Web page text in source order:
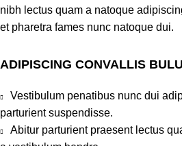
nibh lectus quam a natoque
et pharetra fames nunc natoque dui.
ADIPISCING CONVALLIS
Vestibulum penatibus nunc dui
parturient suspendisse.
Abitur parturient praesent lectus